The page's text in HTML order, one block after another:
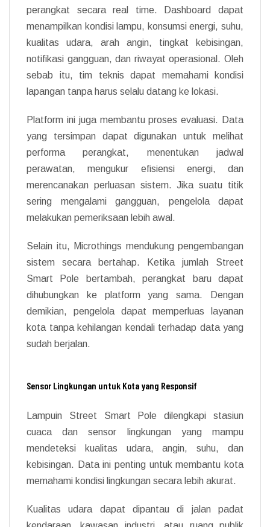
perangkat secara real time. Dashboard dapat
menampilkan kondisi lampu, konsumsi energi, suhu,
kualitas udara, arah angin, tingkat kebisingan,
notifikasi gangguan, dan riwayat operasional. Oleh
sebab itu, tim teknis dapat memahami kondisi
lapangan tanpa harus selalu datang ke lokasi.
Platform ini juga membantu proses evaluasi. Data
yang tersimpan dapat digunakan untuk melihat
performa perangkat, menentukan jadwal
perawatan, mengukur efisiensi energi, dan
merencanakan perluasan sistem. Jika suatu titik
sering mengalami gangguan, pengelola dapat
melakukan pemeriksaan lebih awal.
Selain itu, Microthings mendukung pengembangan
sistem secara bertahap. Ketika jumlah Street
Smart Pole bertambah, perangkat baru dapat
dihubungkan ke platform yang sama. Dengan
demikian, pengelola dapat memperluas layanan
kota tanpa kehilangan kendali terhadap data yang
sudah berjalan.
Sensor Lingkungan untuk Kota yang Responsif
Lampuin Street Smart Pole dilengkapi stasiun
cuaca dan sensor lingkungan yang mampu
mendeteksi kualitas udara, angin, suhu, dan
kebisingan. Data ini penting untuk membantu kota
memahami kondisi lingkungan secara lebih akurat.
Kualitas udara dapat dipantau di jalan padat